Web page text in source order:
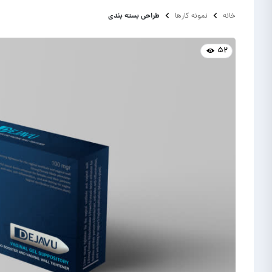
خانه نمونه کارها طراحی بسته بندی
۵۲